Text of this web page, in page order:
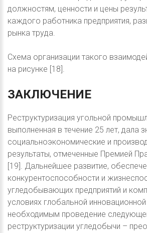
должностям, ценности и цены
каждого работника предприятия,
рынка труда.
Схема организации такого
на рисунке [18].
ЗАКЛЮЧЕНИЕ
Реструктуризация угольной
выполненная в течение 25 лет, дала
социальноэкономические и
результаты, отмеченные Премией
[19]. Дальнейшее развитие,
конкурентоспособности и
угледобывающих предприятий и
условиях глобальной
необходимым проведение
реструктуризации угледобычи –